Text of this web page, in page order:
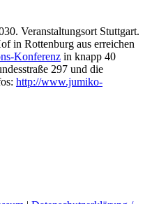
Veranstaltungsort Stuttgart.
in Rottenburg aus erreichen
Konferenz in knapp 40
297 und die
http://www.jumiko-